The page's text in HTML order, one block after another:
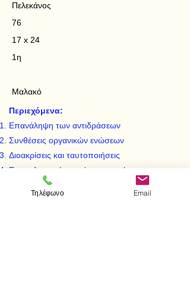
Πελεκάνος
76
17 x 24
1η
Μαλακό
Περιεχόμενα:
Επανάληψη των αντιδράσεων
Συνθέσεις οργανικών ενώσεων
Διοακρίσεις και ταυτοποιήσεις
Επαναληπτικές ασκήσεις που έχουν και
αριθμητικούς υπολογισμούς
Διαχωρισμός των συστατικών ενός μίγματος
Τηλέφωνο Email